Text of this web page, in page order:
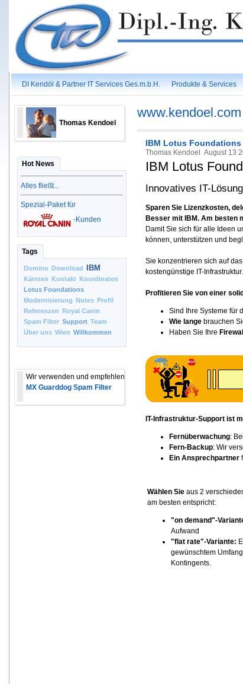
DI Kendöl & Partner IT Services Ges.m.b.H. Produkte & Services
Thomas Kendoel
Hot News
Alles fließt...
Spezial-Paket für
-Kunden
Tags
Domino Download IBM
Kärnten Kontakt Koordinaten
Lotus Foundations
Modernisierung Notes Profil
Referenzen Royal Canin
Spam Filter Support Team
Über uns Wien Willkommen
Wir verwenden und empfehlen
MX Guarddog Spam Filter
www.kendoel.com
IBM Lotus Foundations
Thomas Kendoel August 13
IBM Lotus
Innovatives IT-
Sparen Sie Lizenzkosten,
Besser mit IBM. Am besten
Damit Sie sich für alle Ideen
können, unterstützen und
Sie konzentrieren sich auf
kostengünstige IT-Infrastruktur.
Profitieren Sie von einer
Sind Ihre Systeme für
Wie lange brauchen
Haben Sie Ihre Firewall
IT-Infrastruktur-Support ist
Fernüberwachung:
Fern-Backup: Wir
Ein Ansprechpartner
Wählen Sie aus 2
am besten entspricht:
"on demand"-
Aufwand
"flat rate"-Variante:
gewünschtem
Kontingents.